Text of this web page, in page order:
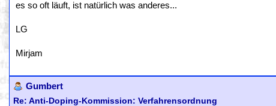
es so oft läuft, ist natürlich was anderes...
LG
Mirjam
Gumbert
Re: Anti-Doping-Kommission: Verfahrensordnung